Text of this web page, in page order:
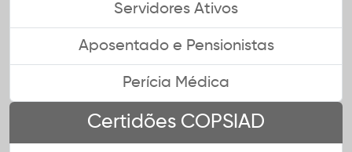
Servidores Ativos
Aposentado e Pensionistas
Perícia Médica
Certidões COPSIAD